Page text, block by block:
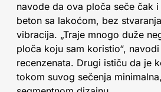
navode da ova ploča seče čak
beton sa lakoćom, bez
vibracija. „Traje mnogo duže
ploča koju sam koristio“,
recenzenata. Drugi ističu da je
tokom suvog sečenja